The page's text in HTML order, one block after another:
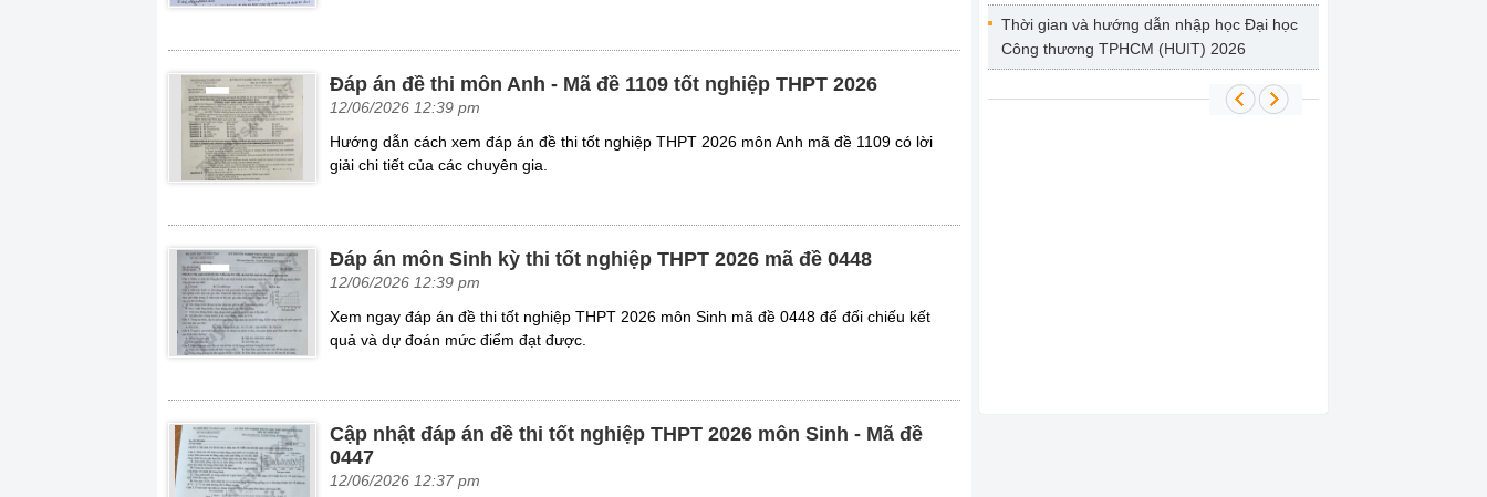
Đáp án đề thi môn Anh - Mã đề 1109 tốt nghiệp THPT 2026
12/06/2026 12:39 pm
Hướng dẫn cách xem đáp án đề thi tốt nghiệp THPT 2026 môn Anh mã đề 1109 có lời
giải chi tiết của các chuyên gia.
Đáp án môn Sinh kỳ thi tốt nghiệp THPT 2026 mã đề 0448
12/06/2026 12:39 pm
Xem ngay đáp án đề thi tốt nghiệp THPT 2026 môn Sinh mã đề 0448 để đối chiếu kết
quả và dự đoán mức điểm đạt được.
Cập nhật đáp án đề thi tốt nghiệp THPT 2026 môn Sinh - Mã đề
0447
12/06/2026 12:37 pm
Thời gian và hướng dẫn nhập học Đại học
Công thương TPHCM (HUIT) 2026